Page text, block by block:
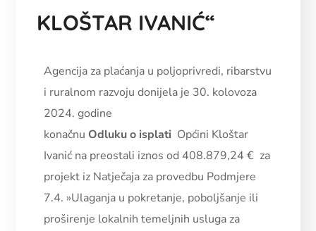
KLOŠTAR IVANIĆ“
Agencija za plaćanja u poljoprivredi, ribarstvu
i ruralnom razvoju donijela je 30. kolovoza
2024. godine
konačnu Odluku o isplati Općini Kloštar
Ivanić na preostali iznos od 408.879,24 € za
projekt iz Natječaja za provedbu Podmjere
7.4. »Ulaganja u pokretanje, poboljšanje ili
proširenje lokalnih temeljnih usluga za